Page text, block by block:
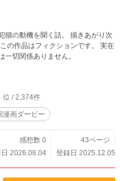
猫の動機を聞く話。 描きあがり次
一切関係ありません。
位 / 2,374件
漫画ダービー
感想数 0
43ページ
2026.08.04
登録日 2025.12.05